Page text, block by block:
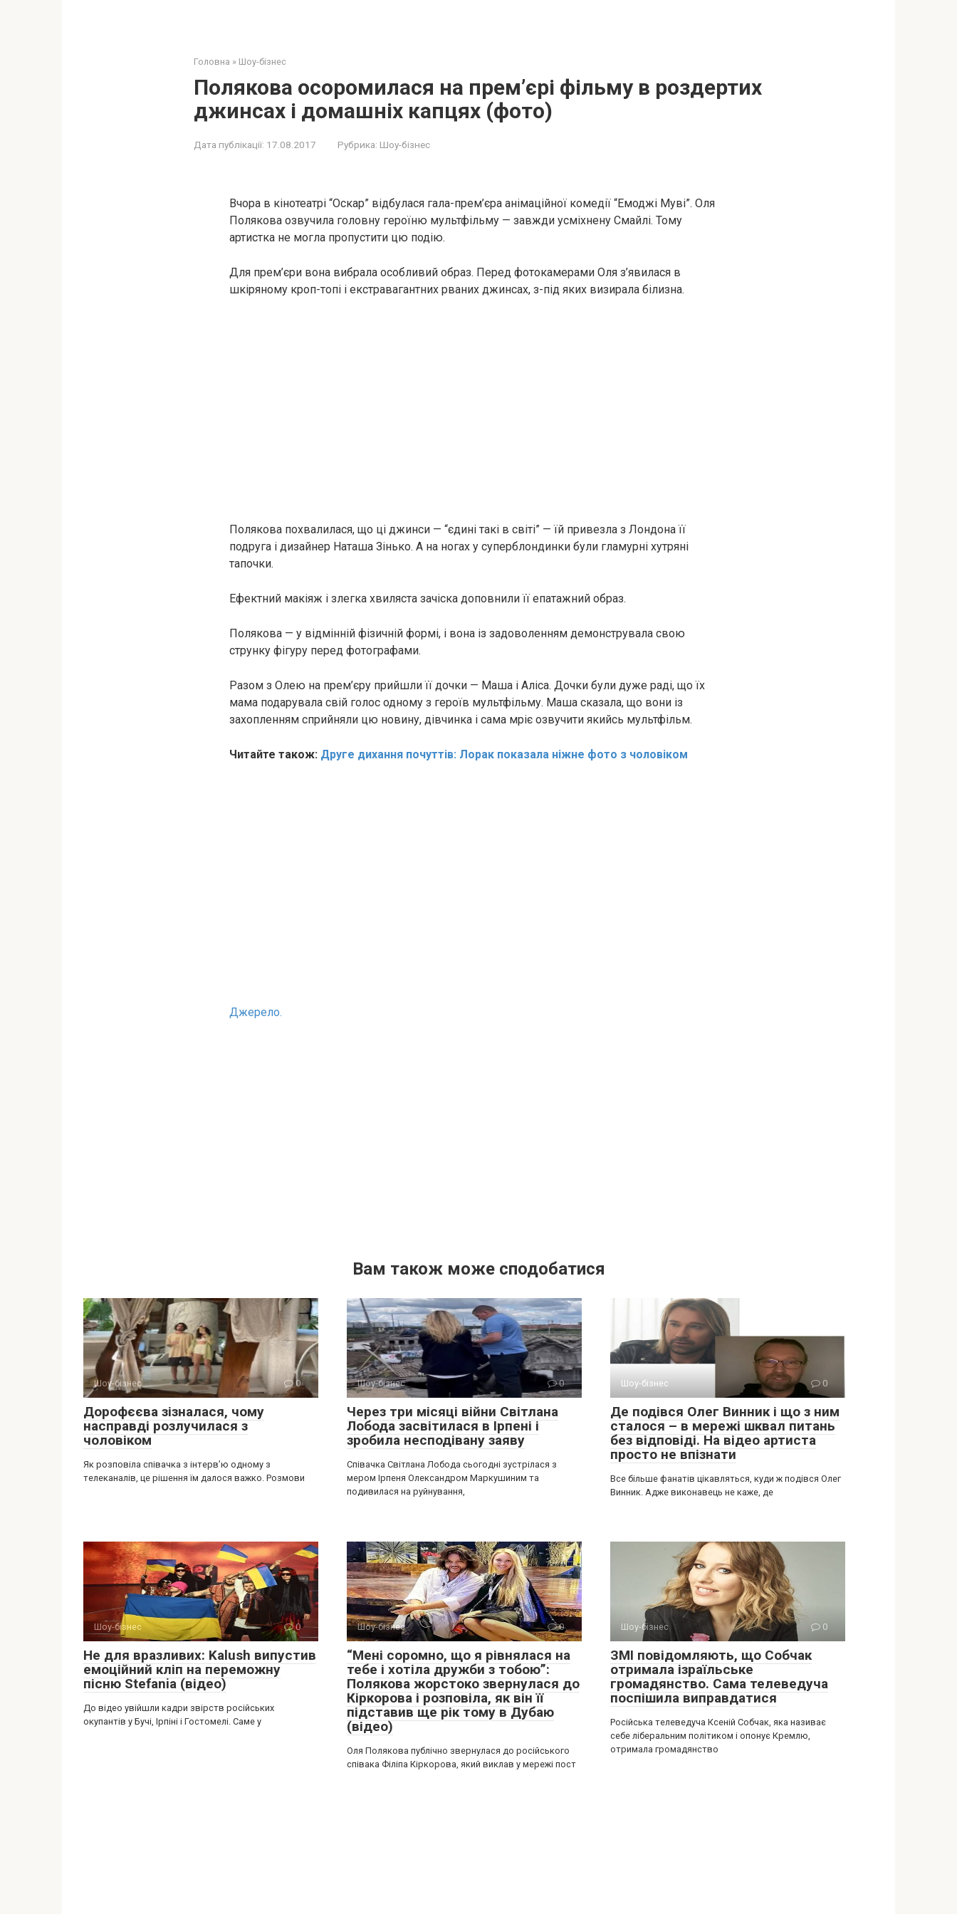
Головна » Шоу-бізнес
Полякова осоромилася на прем’єрі фільму в роздертих
джинсах і домашніх капцях (фото)
Дата публікації: 17.08.2017 Рубрика: Шоу-бізнес
Вчора в кінотеатрі “Оскар” відбулася гала-прем’єра анімаційної комедії “Емоджі Муві”. Оля
Полякова озвучила головну героїню мультфільму — завжди усміхнену Смайлі. Тому
артистка не могла пропустити цю подію.
Для прем’єри вона вибрала особливий образ. Перед фотокамерами Оля з’явилася в
шкіряному кроп-топі і екстравагантних рваних джинсах, з-під яких визирала білизна.
Полякова похвалилася, що ці джинси — “єдині такі в світі” — їй привезла з Лондона її
подруга і дизайнер Наташа Зінько. А на ногах у суперблондинки були гламурні хутряні
тапочки.
Ефектний макіяж і злегка хвиляста зачіска доповнили її епатажний образ.
Полякова — у відмінній фізичній формі, і вона із задоволенням демонструвала свою
струнку фігуру перед фотографами.
Разом з Олею на прем’єру прийшли її дочки — Маша і Аліса. Дочки були дуже раді, що їх
мама подарувала свій голос одному з героїв мультфільму. Маша сказала, що вони із
захопленням сприйняли цю новину, дівчинка і сама мріє озвучити якийсь мультфільм.
Читайте також: Друге дихання почуттів: Лорак показала ніжне фото з чоловіком
Джерело.
Вам також може сподобатися
Шоу-бізнес 0
Дорофєєва зізналася, чому
насправді розлучилася з
чоловіком
Як розповіла співачка з інтерв’ю одному з
телеканалів, це рішення їм далося важко. Розмови
Шоу-бізнес 0
Через три місяці війни Світлана
Лобода засвітилася в Ірпені і
зробила несподівану заяву
Співачка Світлана Лобода сьогодні зустрілася з
мером Ірпеня Олександром Маркушиним та
подивилася на руйнування,
Шоу-бізнес 0
Де подівся Олег Винник і що з ним
сталося – в мережі шквал питань
без відповіді. На відео артиста
просто не впізнати
Все більше фанатів цікавляться, куди ж подівся Олег
Винник. Адже виконавець не каже, де
Шоу-бізнес 0
Не для вразливих: Kalush випустив
емоційний кліп на переможну
пісню Stefania (відео)
До відео увійшли кадри звірств російських
окупантів у Бучі, Ірпіні і Гостомелі. Саме у
Шоу-бізнес 0
“Мені соромно, що я рівнялася на
тебе і хотіла дружби з тобою”:
Полякова жорстоко звернулася до
Кіркорова і розповіла, як він її
підставив ще рік тому в Дубаю
(відео)
Оля Полякова публічно звернулася до російського
співака Філіпа Кіркорова, який виклав у мережі пост
Шоу-бізнес 0
ЗМІ повідомляють, що Собчак
отримала ізраїльське
громадянство. Сама телеведуча
поспішила виправдатися
Російська телеведуча Ксеній Собчак, яка називає
себе ліберальним політиком і опонує Кремлю,
отримала громадянство